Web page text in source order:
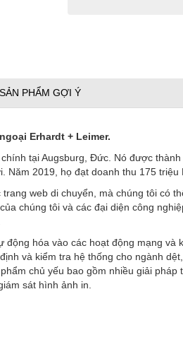
SẢN PHẨM GỢI Ý
Erhardt + Leimer.
tại Augsburg, Đức. Nó được thành
2019, họ đạt doanh thu 175 triệu
web di chuyển, mà chúng tôi có
chúng tôi và các đại diện công
hóa vào các hoạt động mạng và
và kiểm tra hệ thống cho ngành
chủ yếu bao gồm nhiều giải pháp
sát hình ảnh in.